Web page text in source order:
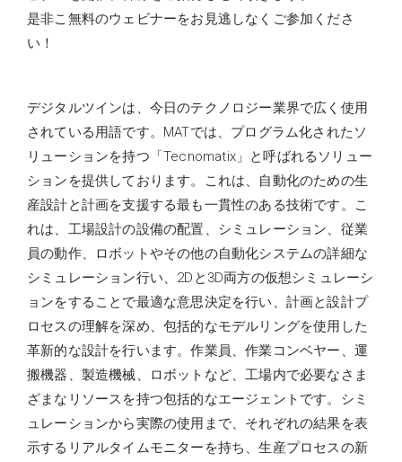
是非こ無料のウェビナーをお見逃しなくご参加くださ
い！
デジタルツインは、今日のテクノロジー業界で広く使用
されている用語です。MATでは、プログラム化されたソ
リューションを持つ「Tecnomatix」と呼ばれるソリュー
ションを提供しております。これは、自動化のための生
産設計と計画を支援する最も一貫性のある技術です。こ
れは、工場設計の設備の配置、シミュレーション、従業
員の動作、ロボットやその他の自動化システムの詳細な
シミュレーション行い、2Dと3D両方の仮想シミュレーシ
ョンをすることで最適な意思決定を行い、計画と設計プ
ロセスの理解を深め、包括的なモデルリングを使用した
革新的な設計を行います。作業員、作業コンベヤー、運
搬機器、製造機械、ロボットなど、工場内で必要なさま
ざまなリソースを持つ包括的なエージェントです。シミ
ュレーションから実際の使用まで、それぞれの結果を表
示するリアルタイムモニターを持ち、生産プロセスの新